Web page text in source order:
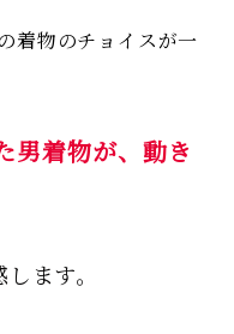
着物のチョイスが一
男着物が、動き
ます。